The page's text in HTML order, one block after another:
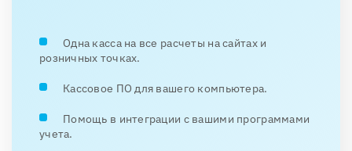
Одна касса на все расчеты на сайтах и
розничных точках.
Кассовое ПО для вашего компьютера.
Помощь в интеграции с вашими программами
учета.